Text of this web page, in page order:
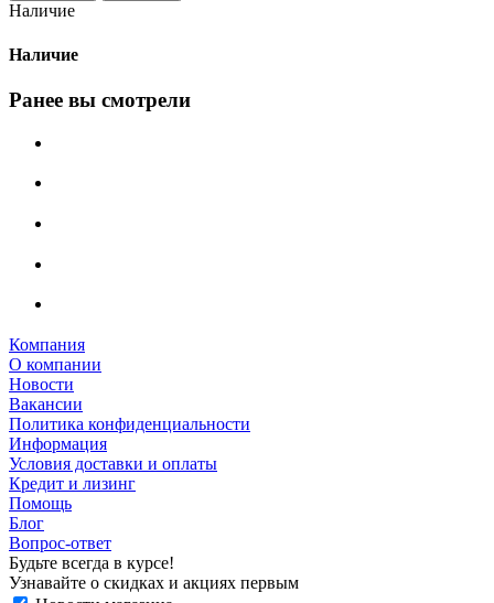
Наличие
Наличие
Ранее вы смотрели
Компания
О компании
Новости
Вакансии
Политика конфиденциальности
Информация
Условия доставки и оплаты
Кредит и лизинг
Помощь
Блог
Вопрос-ответ
Будьте всегда в курсе!
Узнавайте о скидках и акциях первым